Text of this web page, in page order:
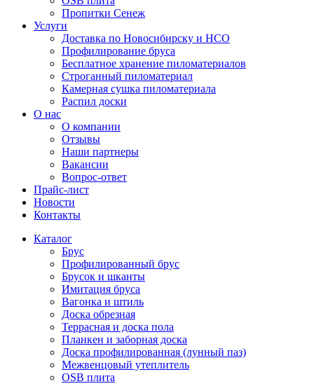
Пропитки Сенеж
Услуги
Доставка по Новосибирску и НСО
Профилирование бруса
Бесплатное хранение пиломатериалов
Строганный пиломатериал
Камерная сушка пиломатериала
Распил доски
О нас
О компании
Отзывы
Наши партнеры
Вакансии
Вопрос-ответ
Прайс-лист
Новости
Контакты
Каталог
Брус
Профилированный брус
Брусок и шканты
Имитация бруса
Вагонка и штиль
Доска обрезная
Террасная и доска пола
Планкен и заборная доска
Доска профилированная (лунный паз)
Межвенцовый утеплитель
OSB плита